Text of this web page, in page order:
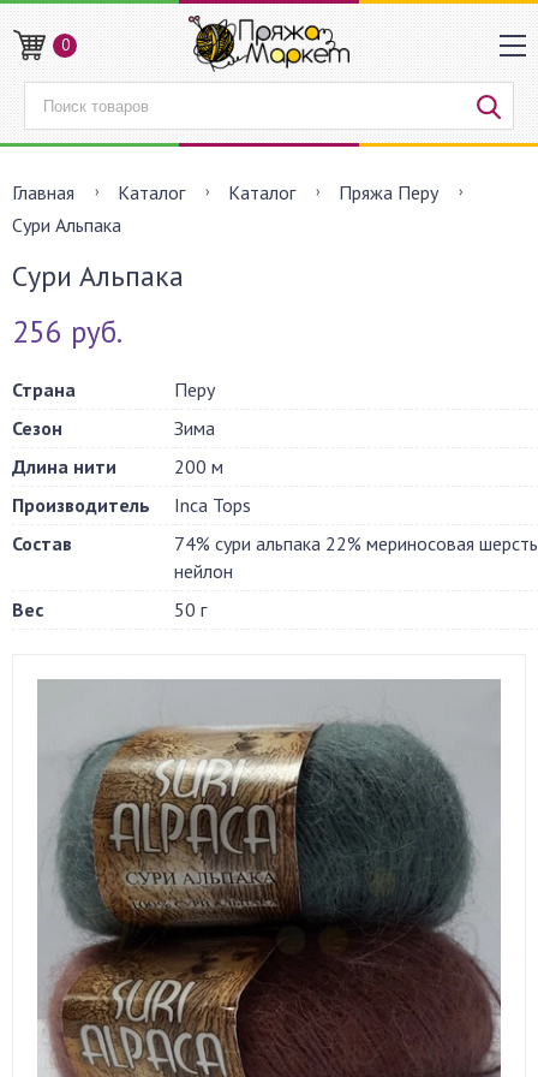
0
Главная Каталог Каталог
Пряжа Перу
Сури Альпака
Сури Альпака
256 руб.
Страна
Перу
Сезон
Зима
Длина нити
200 м
Производитель
Inca Tops
Состав
74% сури альпака 22% мериносовая
нейлон
Вес
50 г